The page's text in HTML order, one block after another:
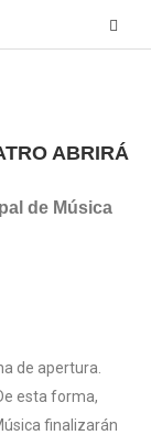
ABRIRÁ
de Música
de apertura.
esta forma,
finalizarán